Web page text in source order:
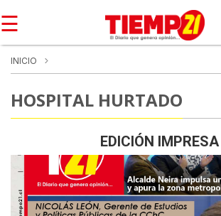
☰
INICIO
HOSPITAL HURTADO
EDICIÓN IMPRESA